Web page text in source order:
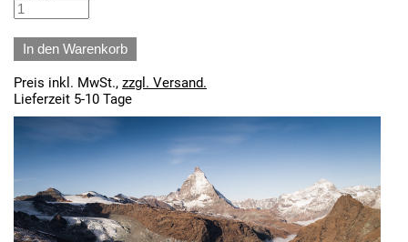
Preis inkl. MwSt., zzgl. Versand.
Lieferzeit 5-10 Tage